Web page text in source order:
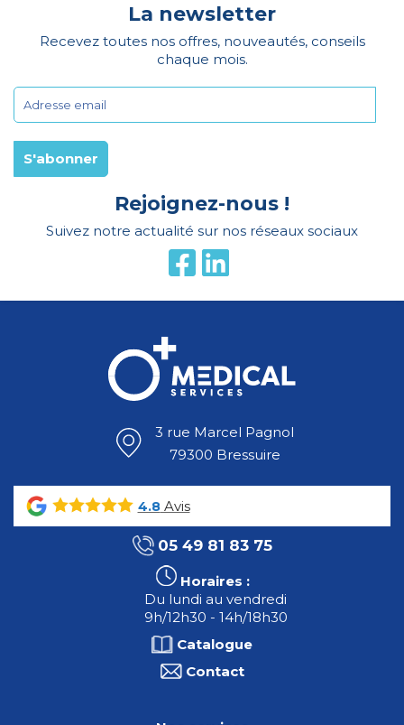
La newsletter
Recevez toutes nos offres, nouveautés, conseils
chaque mois.
Rejoignez-nous !
Suivez notre actualité sur nos réseaux sociaux
3 rue Marcel Pagnol
79300 Bressuire
4.8Avis
05 49 81 83 75
Horaires :
Du lundi au vendredi
9h/12h30 - 14h/18h30
Catalogue
Contact